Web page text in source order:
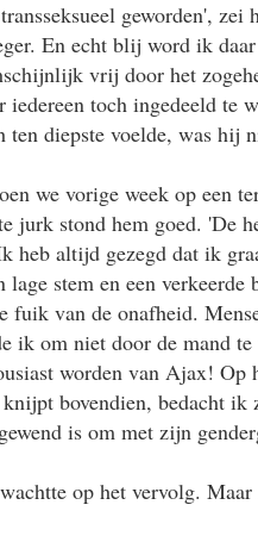
geworden',
En echt blij word ik
vrij door het
toch ingedeeld te
ten diepste voelde, was hij
we vorige week op een
jurk stond hem goed. 'De
heb altijd gezegd dat ik
lage stem en een
van de onafheid.
ik om niet door de mand
worden van Ajax! Op
bovendien, bedacht ik
is om met zijn
op het vervolg.